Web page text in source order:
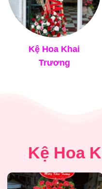
Kệ Hoa Khai
Trương
Kệ Hoa